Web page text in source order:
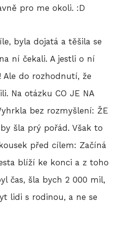
pro me okoli. :D
byla dojatá a těšila se
ní čekali. A jestli o ní
Ale do rozhodnutí, že
Na otázku CO JE NA
bez rozmyšlení: ŽE
by šla prý pořád. Však to
před cílem: Začíná
blíží ke konci a z toho
čas, šla bych 2 000 mil,
lidi s rodinou, a ne se